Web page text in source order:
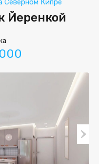
Северном Кипре
Йеренкой